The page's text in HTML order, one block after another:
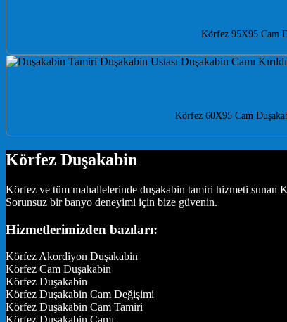
Körfez 95X95 Cam
Körfez 60X95 Cam
Körfez Duşakabin
Körfez ve tüm mahallelerinde duşakabin tamiri hizmeti sunan
Sorunsuz bir banyo deneyimi için bize güvenin.
Hizmetlerimizden bazıları:
Körfez Akordiyon Duşakabin
Körfez Cam Duşakabin
Körfez Duşakabin
Körfez Duşakabin Cam Değişimi
Körfez Duşakabin Cam Tamiri